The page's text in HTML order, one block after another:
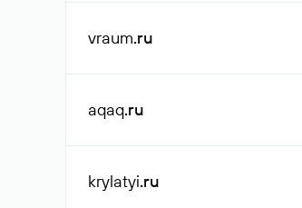
vraum.ru
aqaq.ru
krylatyi.ru